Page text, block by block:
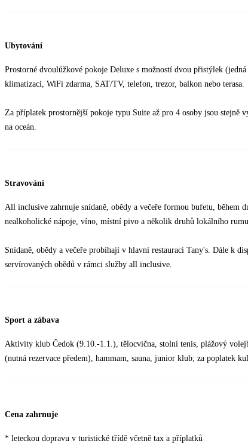
Ubytování
Prostorné dvoulůžkové pokoje Deluxe s možností dvou přistýlek
klimatizaci, WiFi zdarma, SAT/TV, telefon, trezor, balkon nebo terasa.
Za příplatek prostornější pokoje typu Suite až pro 4 osoby jsou stejně
na oceán.
Stravování
All inclusive zahrnuje snídaně, obědy a večeře formou bufetu, během
nealkoholické nápoje, víno, místní pivo a několik druhů lokálního
Snídaně, obědy a večeře probíhají v hlavní restauraci Tany's. Dále k
servírovaných obědů v rámci služby all inclusive.
Sport a zábava
Aktivity klub Čedok (9.10.-1.1.), tělocvična, stolní tenis, plážový
(nutná rezervace předem), hammam, sauna, junior klub; za poplatek
Cena zahrnuje
* leteckou dopravu v turistické třídě včetně tax a příplatků